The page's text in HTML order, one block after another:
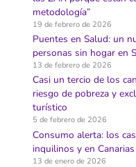
metodología”
19 de febrero de 2026
Puentes en Salud: un
personas sin hogar en
13 de febrero de 2026
Casi un tercio de los
riesgo de pobreza y
turístico
5 de febrero de 2026
Consumo alerta: los
inquilinos y en
13 de enero de 2026